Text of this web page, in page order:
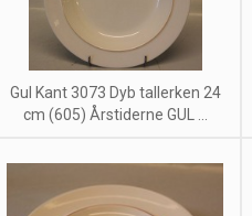
Gul Kant 3073 Dyb tallerken 24
cm (605) Årstiderne GUL ...